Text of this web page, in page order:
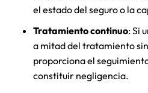
el estado del seguro o la
Tratamiento continuo: Si
a mitad del tratamiento
proporciona el
constituir negligencia.
Sunday
Sunday